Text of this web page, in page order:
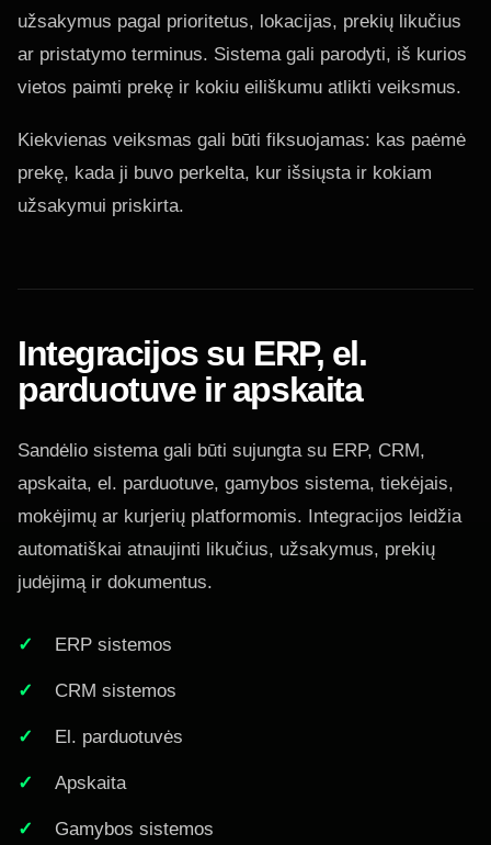
užsakymus pagal prioritetus, lokacijas, prekių likučius
ar pristatymo terminus. Sistema gali parodyti, iš kurios
vietos paimti prekę ir kokiu eiliškumu atlikti veiksmus.
Kiekvienas veiksmas gali būti fiksuojamas: kas paėmė
prekę, kada ji buvo perkelta, kur išsiųsta ir kokiam
užsakymui priskirta.
Integracijos su ERP, el.
parduotuve ir apskaita
Sandėlio sistema gali būti sujungta su ERP, CRM,
apskaita, el. parduotuve, gamybos sistema, tiekėjais,
mokėjimų ar kurjerių platformomis. Integracijos leidžia
automatiškai atnaujinti likučius, užsakymus, prekių
judėjimą ir dokumentus.
ERP sistemos
CRM sistemos
El. parduotuvės
Apskaita
Gamybos sistemos